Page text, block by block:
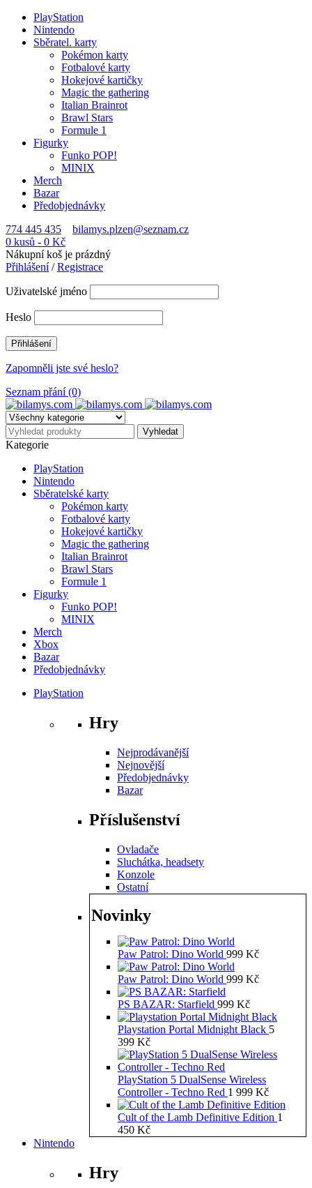
PlayStation
Nintendo
Sběratel. karty
Pokémon karty
Fotbalové karty
Hokejové kartičky
Magic the gathering
Italian Brainrot
Brawl Stars
Formule 1
Figurky
Funko POP!
MINIX
Merch
Bazar
Předobjednávky
774 445 435
bilamys.plzen@seznam.cz
0 kusů - 0 Kč
Nákupní koš je prázdný
Přihlášení/Registrace
Uživatelské jméno
Heslo
Zapomněli jste své heslo?
Seznam přání (0)
Kategorie
PlayStation
Nintendo
Sběratelské karty
Pokémon karty
Fotbalové karty
Hokejové kartičky
Magic the gathering
Italian Brainrot
Brawl Stars
Formule 1
Figurky
Funko POP!
MINIX
Merch
Xbox
Bazar
Předobjednávky
PlayStation
Hry
Nejprodávanější
Nejnovější
Předobjednávky
Bazar
Příslušenství
Ovladače
Sluchátka, headsety
Konzole
Ostatní
Novinky
Paw Patrol: Dino World 999 Kč
Paw Patrol: Dino World 999 Kč
PS BAZAR: Starfield 999 Kč
Playstation Portal Midnight Black 5
399 Kč
PlayStation 5 DualSense Wireless
Controller - Techno Red 1 999 Kč
Cult of the Lamb Definitive Edition 1
450 Kč
Nintendo
Hry